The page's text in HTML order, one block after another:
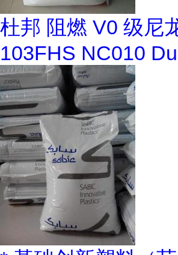
杜邦 阻燃 V0 级尼
103FHS NC010